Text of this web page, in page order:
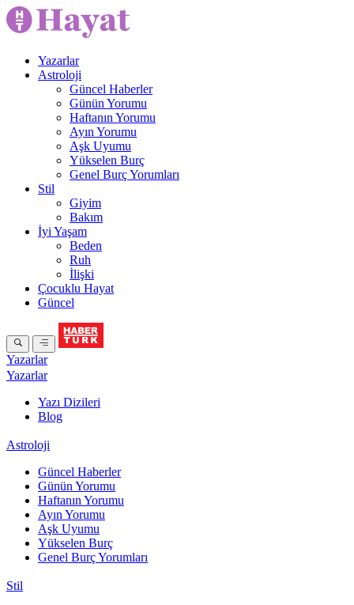
Yazarlar
Astroloji
Güncel Haberler
Günün Yorumu
Haftanın Yorumu
Ayın Yorumu
Aşk Uyumu
Yükselen Burç
Genel Burç Yorumları
Stil
Giyim
Bakım
İyi Yaşam
Beden
Ruh
İlişki
Çocuklu Hayat
Güncel
Yazarlar
Yazarlar
Yazı Dizileri
Blog
Astroloji
Güncel Haberler
Günün Yorumu
Haftanın Yorumu
Ayın Yorumu
Aşk Uyumu
Yükselen Burç
Genel Burç Yorumları
Stil